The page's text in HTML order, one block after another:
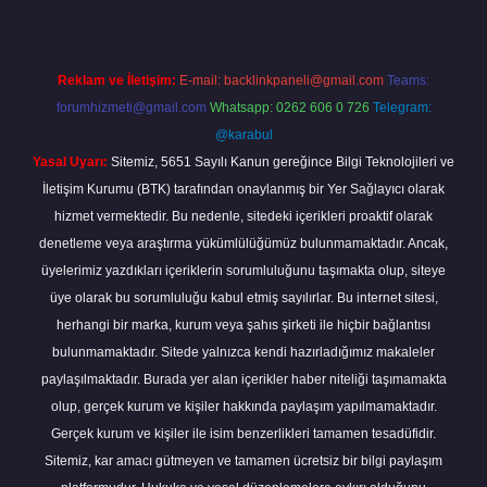
Reklam ve İletişim: E-mail: backlinkpaneli@gmail.com Teams:
forumhizmeti@gmail.com Whatsapp: 0262 606 0 726 Telegram:
@karabul
Yasal Uyarı: Sitemiz, 5651 Sayılı Kanun gereğince Bilgi Teknolojileri ve
İletişim Kurumu (BTK) tarafından onaylanmış bir Yer Sağlayıcı olarak
hizmet vermektedir. Bu nedenle, sitedeki içerikleri proaktif olarak
denetleme veya araştırma yükümlülüğümüz bulunmamaktadır. Ancak,
üyelerimiz yazdıkları içeriklerin sorumluluğunu taşımakta olup, siteye
üye olarak bu sorumluluğu kabul etmiş sayılırlar. Bu internet sitesi,
herhangi bir marka, kurum veya şahıs şirketi ile hiçbir bağlantısı
bulunmamaktadır. Sitede yalnızca kendi hazırladığımız makaleler
paylaşılmaktadır. Burada yer alan içerikler haber niteliği taşımamakta
olup, gerçek kurum ve kişiler hakkında paylaşım yapılmamaktadır.
Gerçek kurum ve kişiler ile isim benzerlikleri tamamen tesadüfidir.
Sitemiz, kar amacı gütmeyen ve tamamen ücretsiz bir bilgi paylaşım